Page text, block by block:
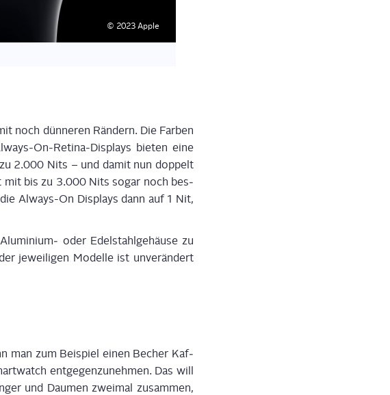
© 2023 Apple
noch dün­ne­ren Rän­dern. Die Far­ben
On-Reti­na-Dis­plays bie­ten eine
2.000 Nits – und damit nun dop­pelt
mit bis zu 3.000 Nits sogar noch bes­
Always-On Dis­plays dann auf 1 Nit,
‑ oder Edel­stahl­ge­häu­se zu
jewei­li­gen Model­le ist unver­än­dert
man zum Bei­spiel einen Becher Kaf­
ent­ge­gen­zu­neh­men. Das will
und Dau­men zwei­mal zusam­men,